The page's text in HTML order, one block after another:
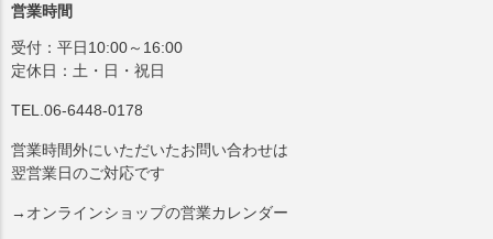
営業時間
受付：平日10:00～16:00
定休日：土・日・祝日
TEL.06-6448-0178
営業時間外にいただいたお問い合わせは
翌営業日のご対応です
→オンラインショップの営業カレンダー